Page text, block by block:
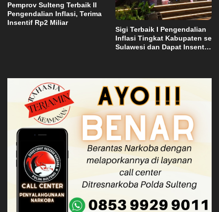
Pemprov Sulteng Terbaik II
Pengendalian Inflasi, Terima
Insentif Rp2 Miliar
Sigi Terbaik I Pengendalian
Inflasi Tingkat Kabupaten se
Sulawesi dan Dapat Insentif